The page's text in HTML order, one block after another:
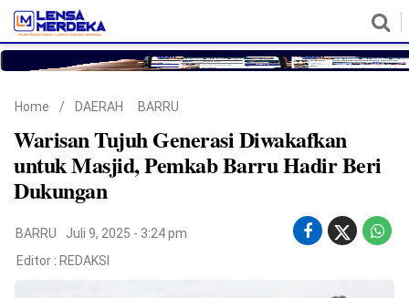
Home / DAERAH BARRU
Warisan Tujuh Generasi Diwakafkan
untuk Masjid, Pemkab Barru Hadir Beri
Dukungan
BARRU
Juli 9, 2025 - 3:24 pm
Editor : REDAKSI